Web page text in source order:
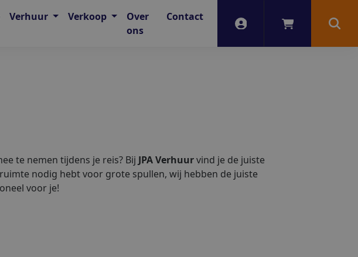
Account Winkelwagen
Verhuur Verkoop
Over
ons
Contact
te nemen tijdens je reis? Bij JPA Verhuurvind je de juiste
nodig hebt voor grote spullen, wij hebben de juiste
voor je!